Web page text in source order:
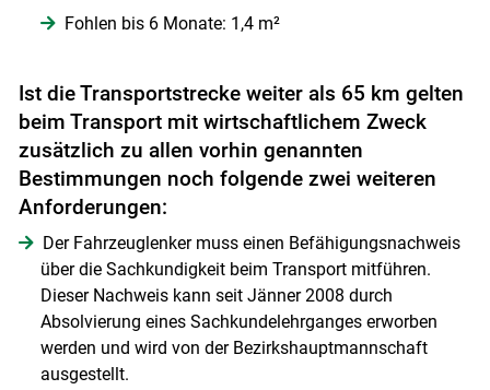
Fohlen bis 6 Monate: 1,4 m²
Ist die Transportstrecke weiter als 65 km gelten
beim Transport mit wirtschaftlichem Zweck
zusätzlich zu allen vorhin genannten
Bestimmungen noch folgende zwei weiteren
Anforderungen:
Der Fahrzeuglenker muss einen Befähigungsnachweis
über die Sachkundigkeit beim Transport mitführen.
Dieser Nachweis kann seit Jänner 2008 durch
Absolvierung eines Sachkundelehrganges erworben
werden und wird von der Bezirkshauptmannschaft
ausgestellt.